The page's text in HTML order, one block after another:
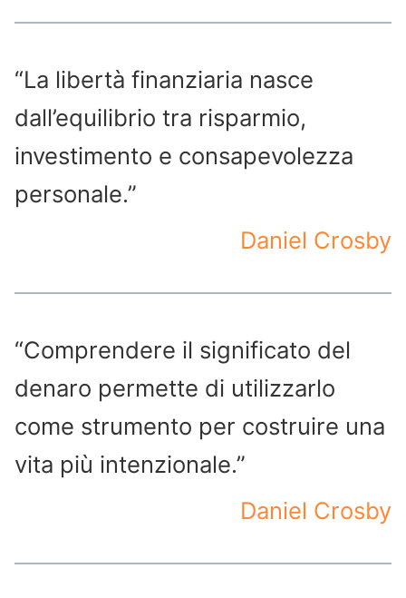
“La libertà finanziaria nasce
dall’equilibrio tra risparmio,
investimento e consapevolezza
personale.”
Daniel Crosby
“Comprendere il significato del
denaro permette di utilizzarlo
come strumento per costruire una
vita più intenzionale.”
Daniel Crosby